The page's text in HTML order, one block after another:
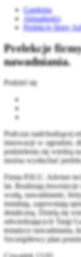
Gardenia
Aktualności
Prelekcje firmy
Prelekcje
nawadniania.
Podziel się
Podczas nadchodzącej
innowacje w ogrodzie,
podzielenia się wiedzą
można wysłuchać
Firma P.H.U. Adviser
lat. Realizują inwestycje
wodą, nawadnianie,
instalują, zapewniają
detaliczną. Dzielą się
odwiedzających Targi
tematyce nawadniania,
Szczegółowy plan